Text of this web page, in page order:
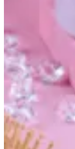
Hair mask
الشعر والتشابك
يخليه فوااااح وثابت
شعر جاف او بعد
KWD 10
Special instructions